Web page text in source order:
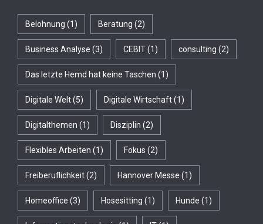
Belohnung (1) Beratung (2)
Business Analyse (3) CEBIT(1) consulting (2)
Das letzte Hemd hat keine Taschen (1)
Digitale Welt(5) Digitale Wirtschaft(1)
Digitalthemen (1) Disziplin (2)
Flexibles Arbeiten (1) Fokus (2)
Freiberuflichkeit(2) Hannover Messe (1)
Homeoffice (3) Hosesitting (1) Hunde (1)